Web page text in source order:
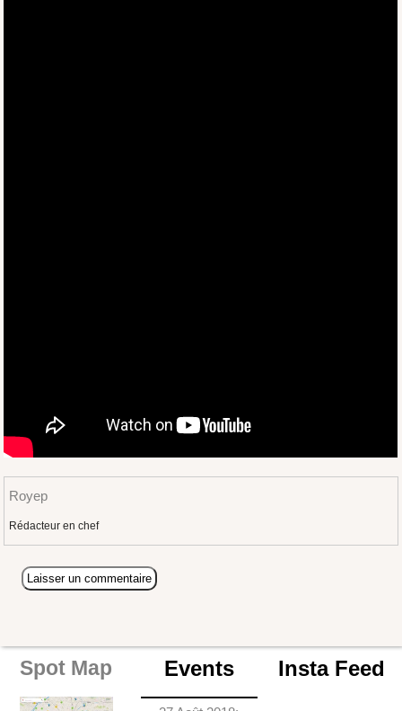
Royep
Rédacteur en chef
Spot Map Events Insta Feed